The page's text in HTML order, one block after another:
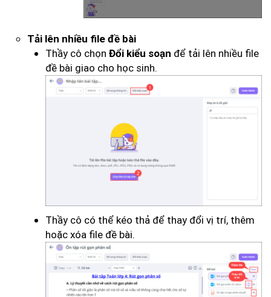
Tải lên nhiều file đề bài
Thầy cô chọn Đổi kiểu soạn để tải lên nhiều file
đề bài giao cho học sinh.
Thầy cô có thể kéo thả để thay đổi vị trí, thêm
hoặc xóa file đề bài.